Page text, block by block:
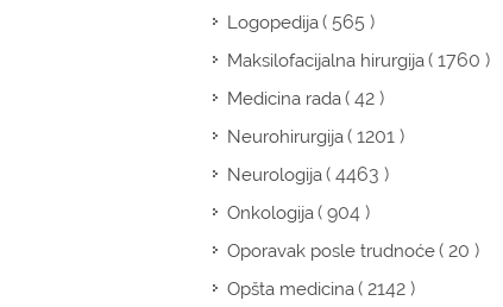
Logopedija( 565 )
Maksilofacijalna hirurgija( 1760 )
Medicina rada( 42 )
Neurohirurgija( 1201 )
Neurologija( 4463 )
Onkologija( 904 )
Oporavak posle trudnoće( 20 )
Opšta medicina( 2142 )